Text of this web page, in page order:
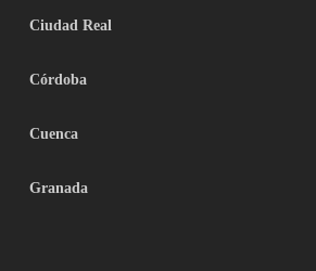
Ciudad Real
Córdoba
Cuenca
Granada